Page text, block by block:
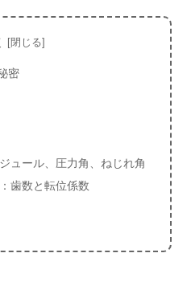
密
ュール、圧力角、ねじれ角
歯数と転位係数